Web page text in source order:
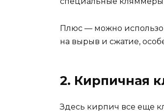
Плюс — можно
на вырыв и сжатие,
2. Кирпичная
Здесь кирпич все еще